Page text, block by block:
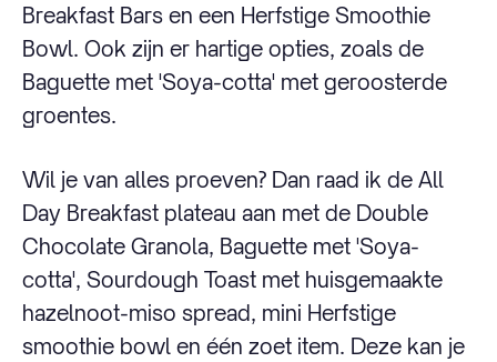
Breakfast Bars en een Herfstige Smoothie
Bowl. Ook zijn er hartige opties, zoals de
Baguette met 'Soya-cotta' met geroosterde
groentes.
Wil je van alles proeven? Dan raad ik de All
Day Breakfast plateau aan met de Double
Chocolate Granola, Baguette met 'Soya-
cotta', Sourdough Toast met huisgemaakte
hazelnoot-miso spread, mini Herfstige
smoothie bowl en één zoet item. Deze kan je